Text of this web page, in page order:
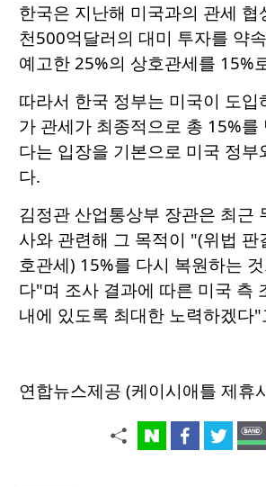
한국은 지난해 미국과의 관세 협
천500억달러의 대미 투자를 약
예고한 25%의 상호관세를 15%
따라서 한국 정부는 미국이 도입
가 관세가 최종적으로 총 15%를
다는 입장을 기본으로 미국 정부
다.
김정관 산업통상부 장관은 최근
사와 관련해 그 목적이 "(위법 판
호관세) 15%를 다시 복원하는
다"며 조사 결과에 따른 미국 측
내에 있도록 최대한 노력하겠다
연합뉴스제공 (케이시애틀 제휴